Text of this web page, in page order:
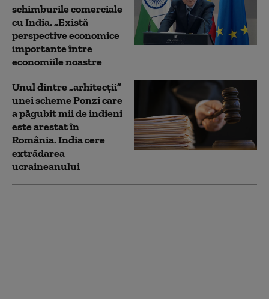
schimburile comerciale
cu India. „Există
perspective economice
importante între
economiile noastre
Unul dintre „arhitecții”
unei scheme Ponzi care
a păgubit mii de indieni
este arestat în
România. India cere
extrădarea
ucraineanului